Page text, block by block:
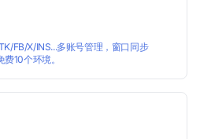
FB/X/INS...多账号管理，窗口同步
10个环境。